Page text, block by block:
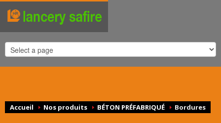
Accueil Nos produits BÉTON PRÉFABRIQUÉ Bordures